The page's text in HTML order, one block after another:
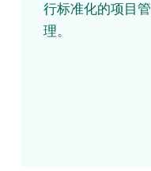
行标准化的项目管
理。